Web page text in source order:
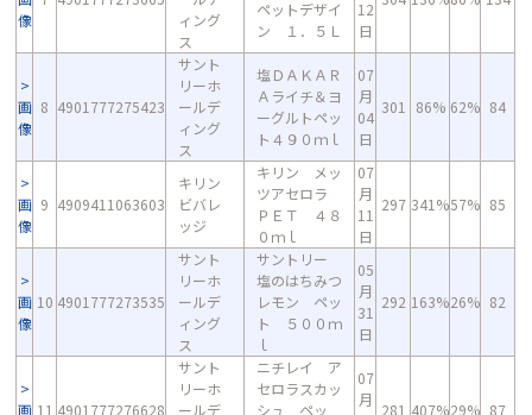
像
ィング
ス
ペットデザイ
ン １．５Ｌ
12
日
画
像
8 4901777275423
サント
リーホ
ールデ
ィング
ス
塩ＤＡＫＡＲ
Ａライチ＆ヨ
ーグルトペッ
ト４９０ｍｌ
07
月
04
日
301 86% 62% 84
画
像
9 4909411063603
キリン
ビバレ
ッジ
キリン メッ
ツアセロラ
ＰＥＴ ４８
０ｍｌ
07
月
11
日
297 341%57% 85
画
像
10 4901777273535
サント
リーホ
ールデ
ィング
ス
サントリー
塩のはちみつ
レモン ペッ
ト ５００ｍ
ｌ
05
月
31
日
292 163%26% 82
画 11 4901777276628
サント
リーホ
ールデ
ニチレイ ア
セロラスカッ
シュ ペッ
07
月
281 407%29% 87